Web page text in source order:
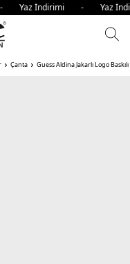
Yaz İndirimi -
Çanta